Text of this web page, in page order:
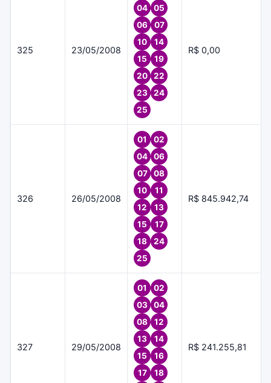
325 23/05/2008
04
05
06
07
10
14
15
19
20
22
23
24
25
R$ 0,00
326 26/05/2008
01
02
04
06
07
08
10
11
12
13
15
17
18
24
25
R$ 845.942,74
327 29/05/2008
01
02
03
04
08
12
13
14
15
16
17
18
R$ 241.255,81